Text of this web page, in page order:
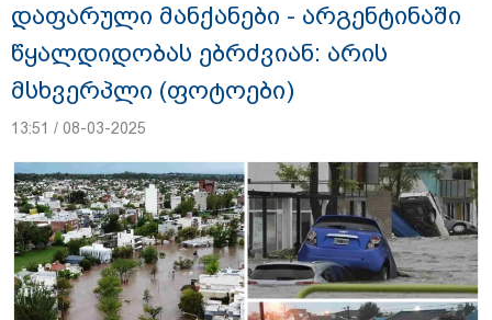
დაკავებულია 3 პირი, მათ შორის 2
არასრულწლოვანი - პოლიცია, თბილისში
კურიერზე ჯგუფურად ძალადობის საქმეზე
ინფორმაციას ავრცელებს
დაფარული მანქანები - არგენტინაში
წყალდიდობას ებრძვიან: არის
მსხვერპლი (ფოტოები)
13:51 / 08-03-2025